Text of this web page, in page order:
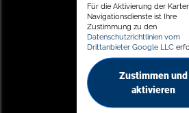
Für die Aktivierung der
Navigationsdienste ist Ihre
Zustimmung zu den
Datenschutzrichtlinien vom
Drittanbieter Google LLC
Zustimmen und
aktivieren